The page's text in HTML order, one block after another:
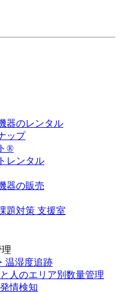
器のレンタル
ップ
®
レンタル
器の販売
題対策 支援室
温湿度追跡
人のエリア別数量管理
情検知